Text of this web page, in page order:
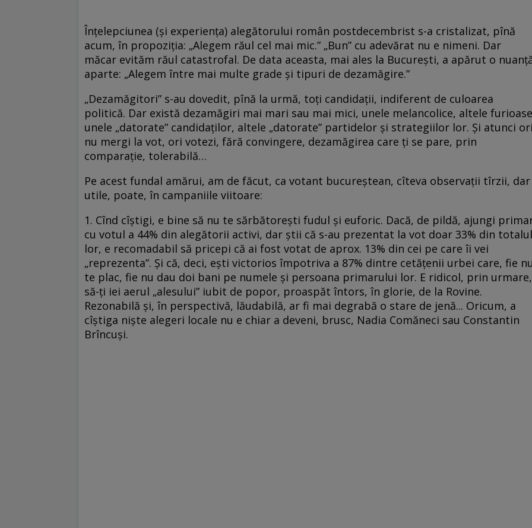
Înţelepciunea (şi experienţa) alegătorului român postdecembrist s-a cristalizat, pînă
acum, în propoziţia: „Alegem răul cel mai mic.” „Bun” cu adevărat nu e nimeni. Dar
măcar evităm răul catastrofal. De data aceasta, mai ales la Bucureşti, a apărut o
aparte: „Alegem între mai multe grade şi tipuri de dezamăgire.”
„Dezamăgitori” s-au dovedit, pînă la urmă, toţi candidaţii, indiferent de culoarea
politică. Dar există dezamăgiri mai mari sau mai mici, unele melancolice, altele
unele „datorate” candidaţilor, altele „datorate” partidelor şi strategiilor lor. Şi atunci
nu mergi la vot, ori votezi, fără convingere, dezamăgirea care ţi se pare, prin
comparaţie, tolerabilă…
Pe acest fundal amărui, am de făcut, ca votant bucureştean, cîteva observaţii tîrzii, dar
utile, poate, în campaniile viitoare:
1. Cînd cîştigi, e bine să nu te sărbătoreşti fudul şi euforic. Dacă, de pildă, ajungi
cu votul a 44% din alegătorii activi, dar ştii că s-au prezentat la vot doar 33% din totalul
lor, e recomadabil să pricepi că ai fost votat de aprox. 13% din cei pe care îi vei
„reprezenta”. Şi că, deci, eşti victorios împotriva a 87% dintre cetăţenii urbei care, fie
te plac, fie nu dau doi bani pe numele şi persoana primarului lor. E ridicol, prin urmare,
să-ţi iei aerul „alesului” iubit de popor, proaspăt întors, în glorie, de la Rovine.
Rezonabilă şi, în perspectivă, lăudabilă, ar fi mai degrabă o stare de jenă... Oricum, a
cîştiga nişte alegeri locale nu e chiar a deveni, brusc, Nadia Comăneci sau Constantin
Brîncuşi.